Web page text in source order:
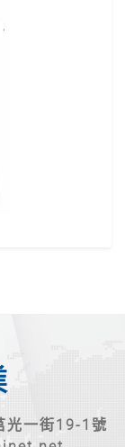
光一街19-1號